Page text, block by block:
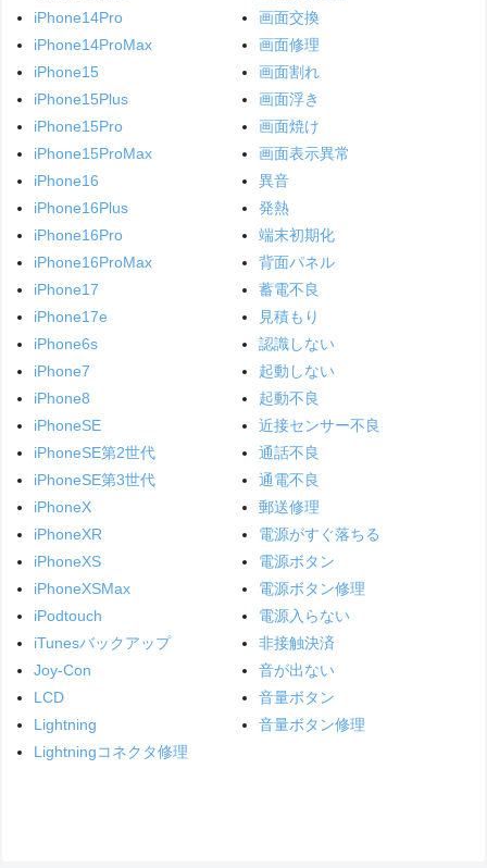
iPhone14Pro
iPhone14ProMax
iPhone15
iPhone15Plus
iPhone15Pro
iPhone15ProMax
iPhone16
iPhone16Plus
iPhone16Pro
iPhone16ProMax
iPhone17
iPhone17e
iPhone6s
iPhone7
iPhone8
iPhoneSE
iPhoneSE第2世代
iPhoneSE第3世代
iPhoneX
iPhoneXR
iPhoneXS
iPhoneXSMax
iPodtouch
iTunesバックアップ
Joy-Con
LCD
Lightning
Lightningコネクタ修理
画面交換
画面修理
画面割れ
画面浮き
画面焼け
画面表示異常
異音
発熱
端末初期化
背面パネル
蓄電不良
見積もり
認識しない
起動しない
起動不良
近接センサー不良
通話不良
通電不良
郵送修理
電源がすぐ落ちる
電源ボタン
電源ボタン修理
電源入らない
非接触決済
音が出ない
音量ボタン
音量ボタン修理